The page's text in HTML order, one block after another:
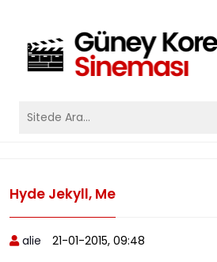
Hyde Jekyll, Me
alie 21-01-2015, 09:48